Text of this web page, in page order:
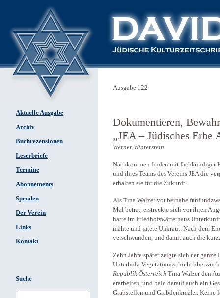
Aktuelle Ausgabe
Archiv
Buchrezensionen
Leserbriefe
Termine
Abonnements
Spenden
Der Verein
Links
Kontakt
Suche
Ausgabe 122
Dokumentieren,
„JEA – Jüdisches Erbe
Werner Winterstein
Nachkommen finden mit fach­kundiger
und ihres Teams des Vereins JEA die
erhalten sie für die Zukunft.
Als Tina Walzer vor beinahe
Mal betrat, erstreckte sich vor ihren
hatte im Friedhofswärterhaus
mähte und jätete Unkraut. Nach dem
verschwunden, und damit auch die
Zehn Jahre später zeigte sich der
Unterholz-Vegetationsschicht
Republik Österreich Tina Walzer den
erarbeiten, und bald darauf auch ein
Grabstellen und Grabdenkmäler.